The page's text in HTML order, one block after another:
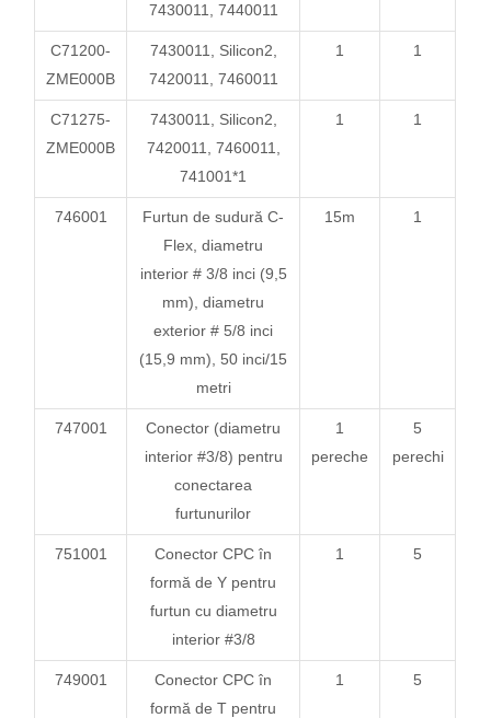
7430011, 7440011
C71200-
ZME000B
7430011,
Silicon2,
7420011, 7460011
1 1
C71275-
ZME000B
7430011,
Silicon2,
7420011, 7460011,
741001*1
1 1
746001
Furtun de sudură C-
Flex, diametru
interior # 3/8 inci (9,5
mm), diametru
exterior # 5/8 inci
(15,9 mm), 50 inci/15
metri
15m 1
747001
Conector (diametru
interior #3/8) pentru
conectarea
furtunurilor
1
pereche
5
perechi
751001
Conector CPC în
formă de Y pentru
furtun cu diametru
interior #3/8
1 5
749001
Conector CPC în
formă de T pentru
1 5